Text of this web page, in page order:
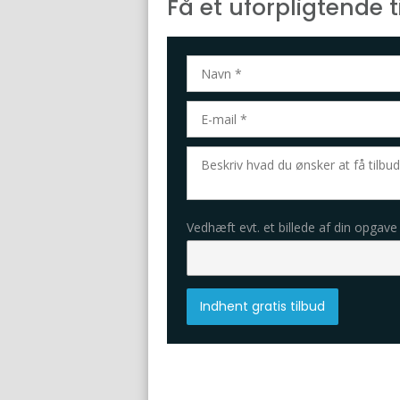
​Få et uforpligtende
Vedhæft evt. et billede af din opgave